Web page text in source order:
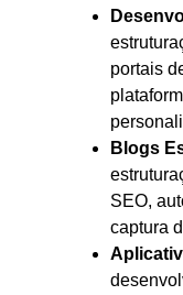
portais
Blogs
SEO,
captura